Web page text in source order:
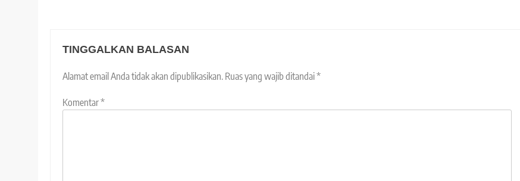
TINGGALKAN BALASAN
Alamat email Anda tidak akan dipublikasikan. Ruas yang wajib ditandai*
Komentar*